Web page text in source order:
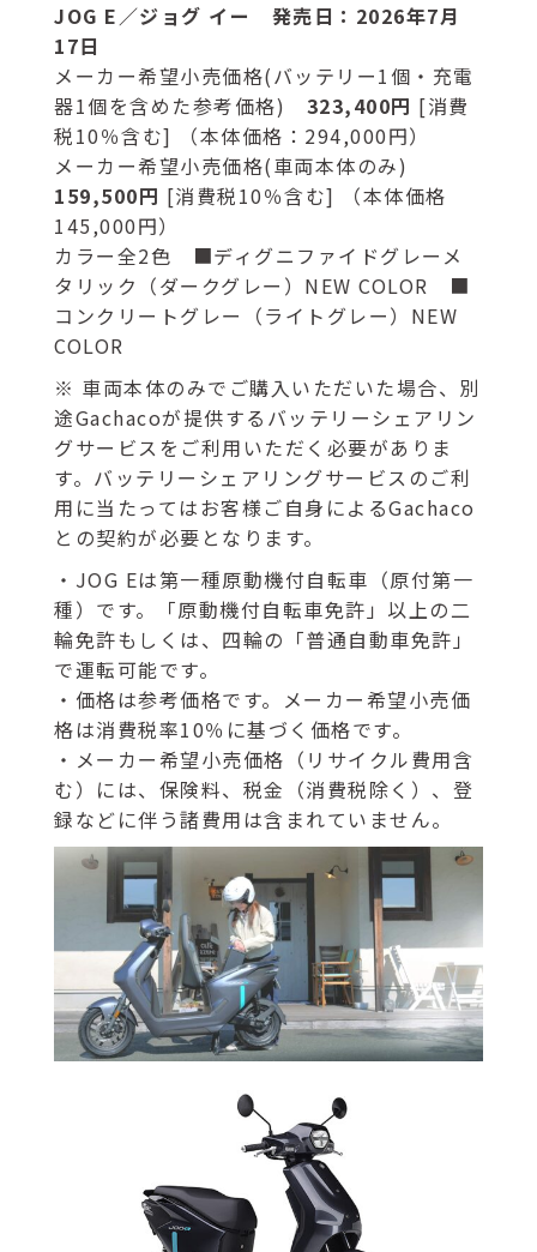
JOG E／ジョグ イー 発売日：2026年7月
17日
メーカー希望小売価格(バッテリー1個・充電
器1個を含めた参考価格) 323,400円 [消費
税10％含む] （本体価格：294,000円）
メーカー希望小売価格(車両本体のみ)
159,500円 [消費税10％含む] （本体価格
145,000円）
カラー全2色 ■ディグニファイドグレーメ
タリック（ダークグレー）NEW COLOR ■
コンクリートグレー（ライトグレー）NEW
COLOR
※ 車両本体のみでご購入いただいた場合、別
途Gachacoが提供するバッテリーシェアリン
グサービスをご利用いただく必要がありま
す。バッテリーシェアリングサービスのご利
用に当たってはお客様ご自身によるGachaco
との契約が必要となります。
・JOG Eは第一種原動機付自転車（原付第一
種）です。「原動機付自転車免許」以上の二
輪免許もしくは、四輪の「普通自動車免許」
で運転可能です。
・価格は参考価格です。メーカー希望小売価
格は消費税率10％に基づく価格です。
・メーカー希望小売価格（リサイクル費用含
む）には、保険料、税金（消費税除く）、登
録などに伴う諸費用は含まれていません。